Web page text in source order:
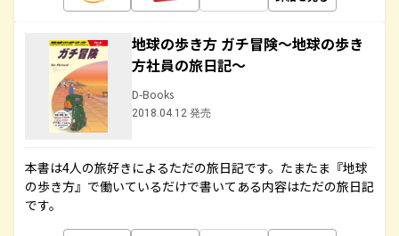
地球の歩き方 ガチ冒険～地球の歩き
方社員の旅日記～
D-Books
2018.04.12 発売
本書は4人の旅好きによるただの旅日記です。たまたま『地球
の歩き方』で働いているだけで書いてある内容はただの旅日記
です。